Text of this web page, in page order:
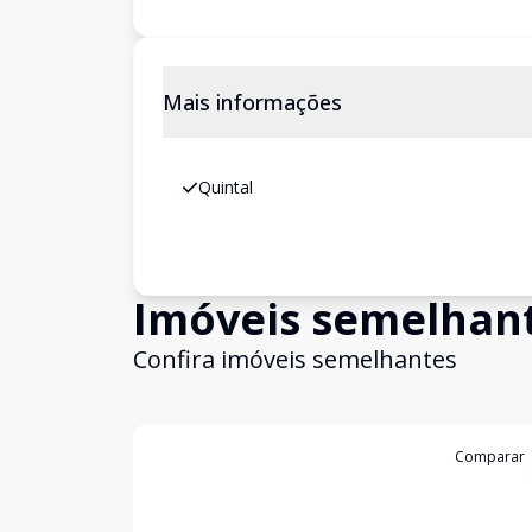
Mais informações
Quintal
Imóveis
Confira imóveis semelhantes
Comparar